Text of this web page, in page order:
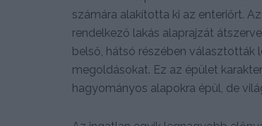
számára alakította ki az enteriőrt.
rendelkező lakás alaprajzát
belső, hátsó részében választották
megoldásokat. Ez az épület
hagyományos alapokra épül, de